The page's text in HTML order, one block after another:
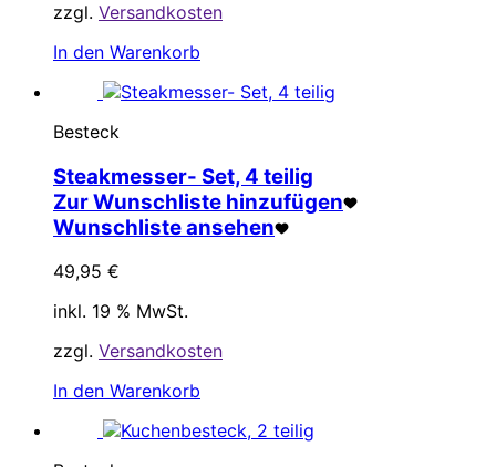
zzgl. Versandkosten
In den Warenkorb
Besteck
Steakmesser- Set, 4 teilig
Zur Wunschliste hinzufügen
Wunschliste ansehen
49,95 €
inkl. 19 % MwSt.
zzgl. Versandkosten
In den Warenkorb